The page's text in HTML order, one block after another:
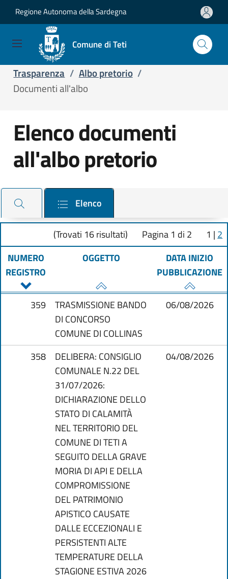
Salta e vai al contenuto
Salta e vai al footer
Regione Autonoma della Sardegna
Comune di Teti
/ Servizi
Trasparenza / Albo pretorio /
Documenti all'albo
Elenco documenti
all'albo pretorio
Cerca il documento e consulta il dettaglio
Elenco
(Trovati 16 risultati) Pagina 1 di 2 1 | 2
NUMERO
REGISTRO
OGGETTO
DATA INIZIO
PUBBLICAZIONE
359
TRASMISSIONE BANDO
DI CONCORSO
COMUNE DI COLLINAS
06/08/2026
358
DELIBERA: CONSIGLIO
COMUNALE N.22 DEL
31/07/2026:
DICHIARAZIONE DELLO
STATO DI CALAMITÀ
NEL TERRITORIO DEL
COMUNE DI TETI A
SEGUITO DELLA GRAVE
MORIA DI API E DELLA
COMPROMISSIONE
DEL PATRIMONIO
APISTICO CAUSATE
DALLE ECCEZIONALI E
PERSISTENTI ALTE
TEMPERATURE DELLA
STAGIONE ESTIVA 2026
04/08/2026